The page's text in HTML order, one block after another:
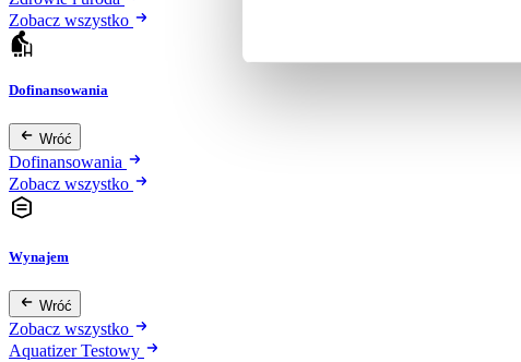
Zobacz wszystko
Dofinansowania
Wróć
Dofinansowania
Zobacz wszystko
Wynajem
Wróć
Zobacz wszystko
Aquatizer Testowy